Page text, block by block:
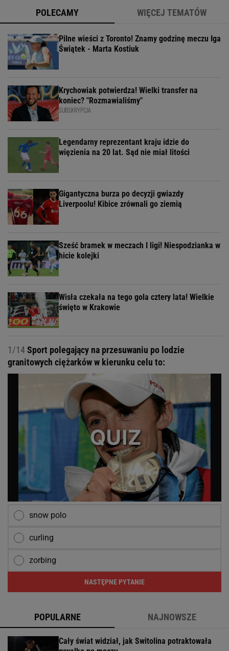
POLECAMY WIĘCEJ TEMATÓW
Pilne wieści z Toronto! Znamy godzinę meczu Iga
Świątek - Marta Kostiuk
Krychowiak potwierdza! Wielki transfer na
koniec? "Rozmawialiśmy"
SUBSKRYPCJA
Legendarny reprezentant kraju idzie do
więzienia na 20 lat. Sąd nie miał litości
Gigantyczna burza po decyzji gwiazdy
Liverpoolu! Kibice zrównali go ziemią
Sześć bramek w meczach I ligi! Niespodzianka w
hicie kolejki
Wisła czekała na tego gola cztery lata! Wielkie
święto w Krakowie
1/14Sport polegający na przesuwaniu po lodzie
granitowych ciężarków w kierunku celu to:
snow polo
curling
zorbing
NASTĘPNE PYTANIE
POPULARNE NAJNOWSZE
Cały świat widział, jak Switolina potraktowała